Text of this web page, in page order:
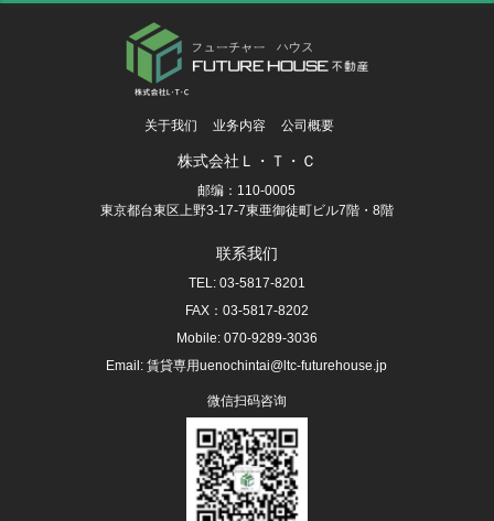
关于我们 业务内容 公司概要
株式会社Ｌ・Ｔ・Ｃ
邮编：110-0005
東京都台東区上野3-17-7東亜御徒町ビル7階・8階
联系我们
TEL: 03-5817-8201
FAX：03-5817-8202
Mobile: 070-9289-3036
Email: 賃貸専用uenochintai@ltc-futurehouse.jp
微信扫码咨询